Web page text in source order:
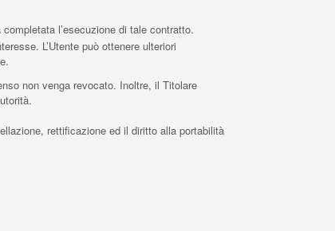
l’esecuzione di tale contratto.
L’Utente può ottenere ulteriori
non venga revocato. Inoltre, il Titolare
rettificazione ed il diritto alla portabilità